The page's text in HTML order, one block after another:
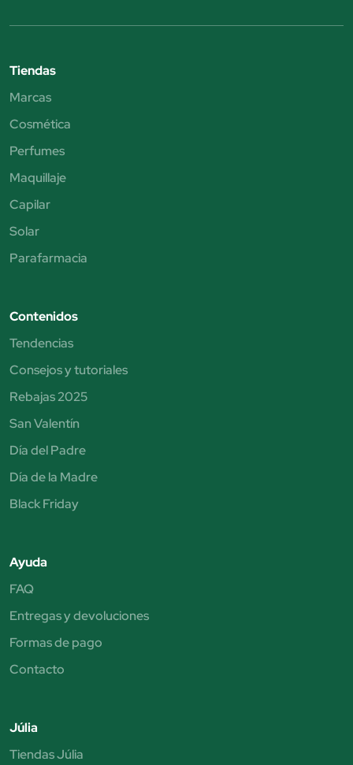
Tiendas
Marcas
Cosmética
Perfumes
Maquillaje
Capilar
Solar
Parafarmacia
Contenidos
Tendencias
Consejos y tutoriales
Rebajas 2025
San Valentín
Día del Padre
Día de la Madre
Black Friday
Ayuda
FAQ
Entregas y devoluciones
Formas de pago
Contacto
Júlia
Tiendas Júlia